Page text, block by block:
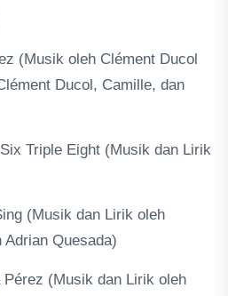
(Musik oleh Clément Ducol
Ducol, Camille, dan
Triple Eight (Musik dan Lirik
(Musik dan Lirik oleh
Adrian Quesada)
Pérez (Musik dan Lirik oleh